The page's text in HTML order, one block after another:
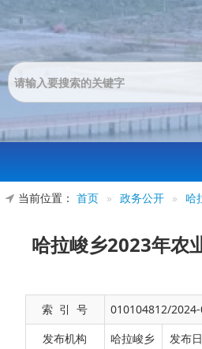
当前位置： 首页 » 政务公开 » 哈
哈拉峻乡2023年农
索 引 号
010104812/
发布机构
哈拉峻乡 发布